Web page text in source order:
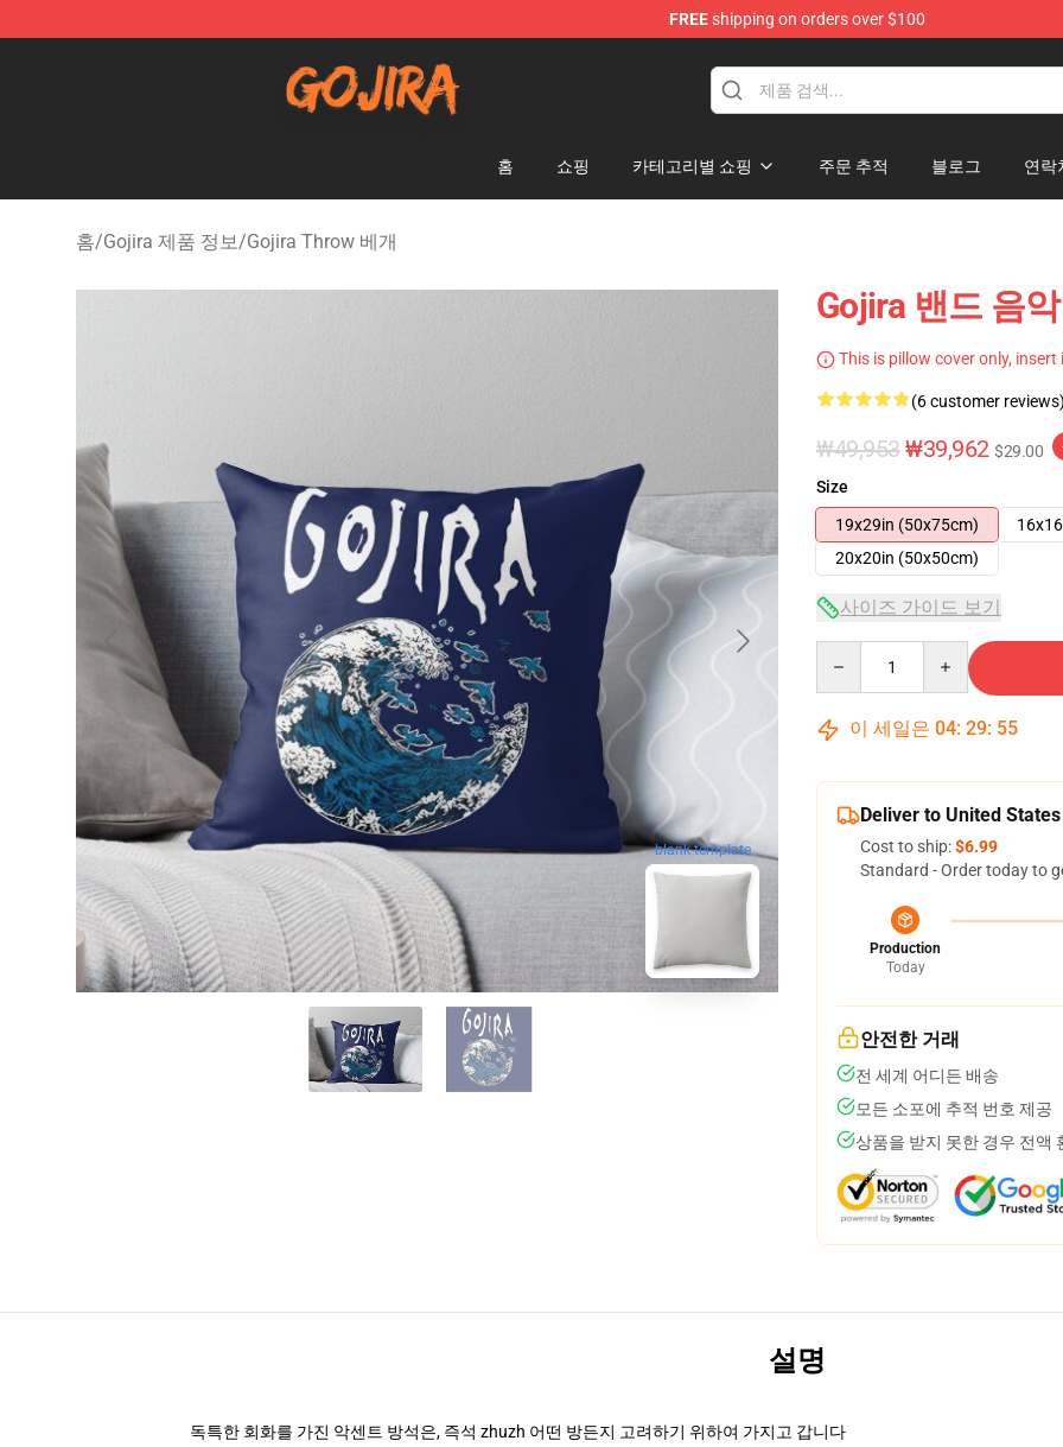
FREEshipping on orders over $100
홈 쇼핑 카테고리별 쇼핑 주문 추적 블로그 연락
홈/Gojira 제품 정보/Gojira Throw 베개
blank template
Gojira 밴드 음
This is pillow cover only,
(6 customer
₩49,953 ₩39,962 $29.00
Size
19x29in (50x75cm)
20x20in (50x50cm)
사이즈 가이드 보기
이 세일은 04: 29: 54
Deliver to United States
Cost to ship:$6.99
Standard - Order today to
Production
Today
안전한 거래
전 세계 어디든 배송
모든 소포에 추적 번호 제공
상품을 받지 못한 경우 전액
설명
독특한 회화를 가진 악센트 방석은, 즉석 zhuzh 어떤 방든지 고려하기 위하여 가지고 갑니다